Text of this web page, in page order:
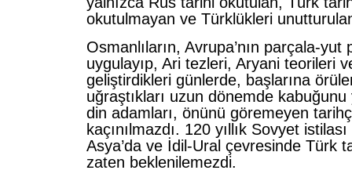
okutulmayan ve Türklükleri
Osmanlıların, Avrupa’nın parçala-yut
uygulayıp, Ari tezleri, Aryani teorileri
geliştirdikleri günlerde, başlarına
uğraştıkları uzun dönemde kabuğunu
din adamları, önünü göremeyen
kaçınılmazdı. 120 yıllık Sovyet
Asya’da ve İdil-Ural çevresinde Türk
zaten beklenilemezdi.